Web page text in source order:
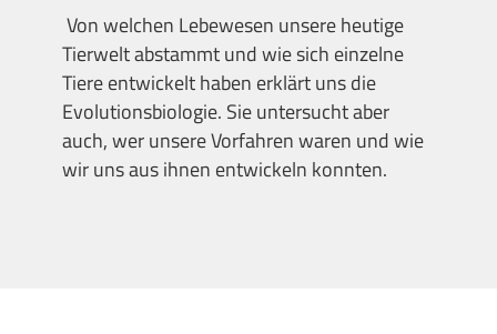
Von welchen Lebewesen unsere heutige
Tierwelt abstammt und wie sich einzelne
Tiere entwickelt haben erklärt uns die
Evolutionsbiologie. Sie untersucht aber
auch, wer unsere Vorfahren waren und wie
wir uns aus ihnen entwickeln konnten.